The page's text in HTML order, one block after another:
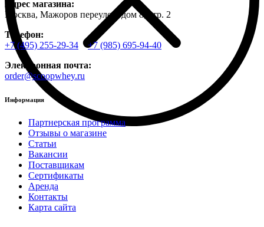
Адрес магазина:
Москва, Мажоров переулок, дом 8, стр. 2
Телефон:
+7 (495) 255-29-34
+7 (985) 695-94-40
Электронная почта:
order@scoopwhey.ru
Информация
Партнерская программа
Отзывы о магазине
Статьи
Вакансии
Поставщикам
Сертификаты
Аренда
Контакты
Карта сайта